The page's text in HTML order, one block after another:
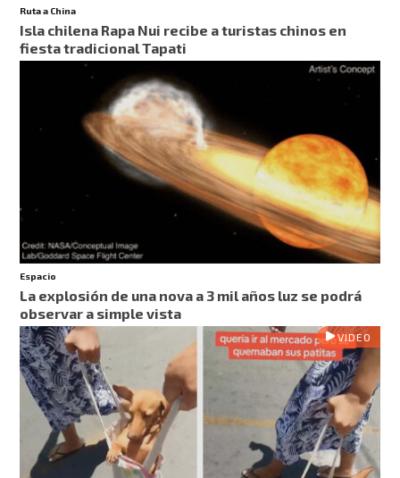
Ruta a China
Isla chilena Rapa Nui recibe a turistas chinos en
fiesta tradicional Tapati
Espacio
La explosión de una nova a 3 mil años luz se podrá
observar a simple vista
VIDEO